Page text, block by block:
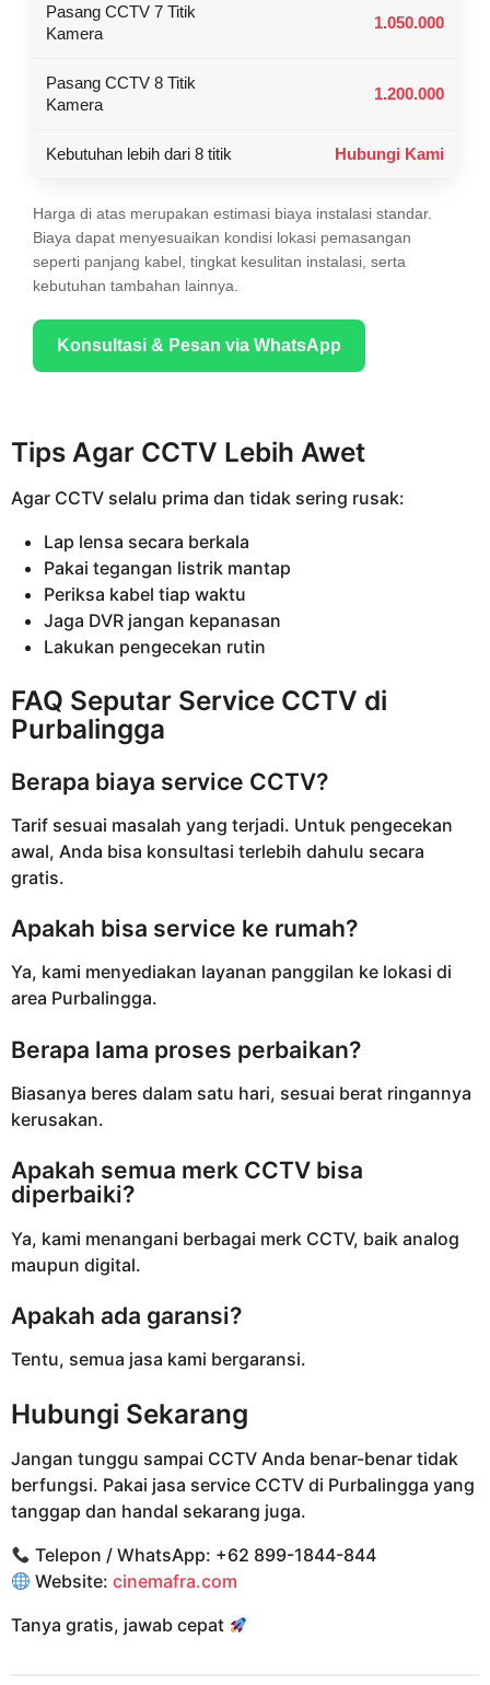
Pasang CCTV 7 Titik
Kamera
1.050.000
Pasang CCTV 8 Titik
Kamera
1.200.000
Kebutuhan lebih dari 8 titik Hubungi Kami
Harga di atas merupakan estimasi biaya instalasi standar.
Biaya dapat menyesuaikan kondisi lokasi pemasangan
seperti panjang kabel, tingkat kesulitan instalasi, serta
kebutuhan tambahan lainnya.
Konsultasi & Pesan via WhatsApp
Tips Agar CCTV Lebih Awet
Agar CCTV selalu prima dan tidak sering rusak:
Lap lensa secara berkala
Pakai tegangan listrik mantap
Periksa kabel tiap waktu
Jaga DVR jangan kepanasan
Lakukan pengecekan rutin
FAQ Seputar Service CCTV di
Purbalingga
Berapa biaya service CCTV?
Tarif sesuai masalah yang terjadi. Untuk pengecekan
awal, Anda bisa konsultasi terlebih dahulu secara
gratis.
Apakah bisa service ke rumah?
Ya, kami menyediakan layanan panggilan ke lokasi di
area Purbalingga.
Berapa lama proses perbaikan?
Biasanya beres dalam satu hari, sesuai berat ringannya
kerusakan.
Apakah semua merk CCTV bisa
diperbaiki?
Ya, kami menangani berbagai merk CCTV, baik analog
maupun digital.
Apakah ada garansi?
Tentu, semua jasa kami bergaransi.
Hubungi Sekarang
Jangan tunggu sampai CCTV Anda benar-benar tidak
berfungsi. Pakai jasa service CCTV di Purbalingga yang
tanggap dan handal sekarang juga.
Telepon / WhatsApp: +62 899-1844-844
Website:cinemafra.com
Tanya gratis, jawab cepat